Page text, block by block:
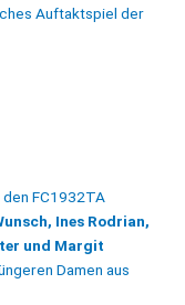
Auftaktspiel der
den FC1932TA
Ines Rodrian,
und Margit
Damen aus